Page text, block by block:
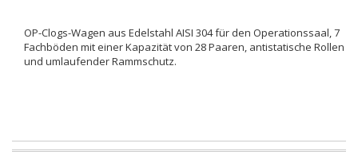
OP-Clogs-Wagen aus Edelstahl AISI 304 für den Operationssaal, 7
Fachböden mit einer Kapazität von 28 Paaren, antistatische Rollen
und umlaufender Rammschutz.